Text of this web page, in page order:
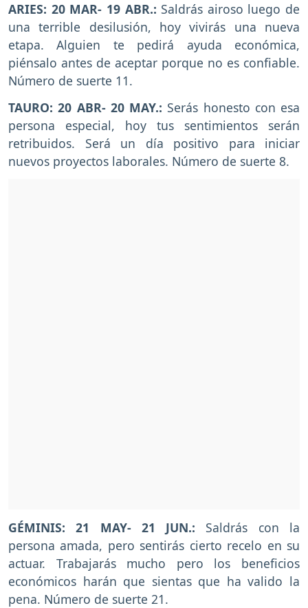
ARIES: 20 MAR- 19 ABR.: Saldrás airoso luego de
una terrible desilusión, hoy vivirás una nueva
etapa. Alguien te pedirá ayuda económica,
piénsalo antes de aceptar porque no es confiable.
Número de suerte 11.
TAURO: 20 ABR- 20 MAY.: Serás honesto con esa
persona especial, hoy tus sentimientos serán
retribuidos. Será un día positivo para iniciar
nuevos proyectos laborales. Número de suerte 8.
GÉMINIS: 21 MAY- 21 JUN.: Saldrás con la
persona amada, pero sentirás cierto recelo en su
actuar. Trabajarás mucho pero los beneficios
económicos harán que sientas que ha valido la
pena. Número de suerte 21.